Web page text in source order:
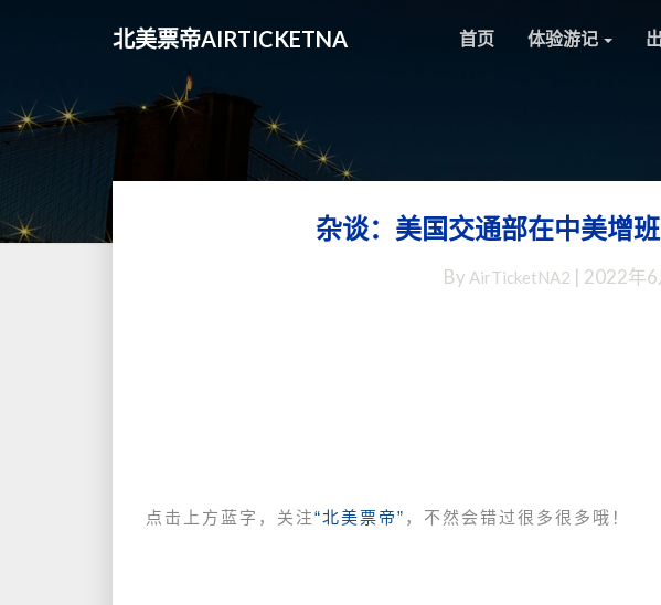
北美票帝AIRTICKETNA 首页 体验游记
杂
美
班
杂谈：美国交通部在中美增
By AirTicketNA2 2022年6
点击上方蓝字，关注“北美票帝” ，不然会错过很多很多哦！